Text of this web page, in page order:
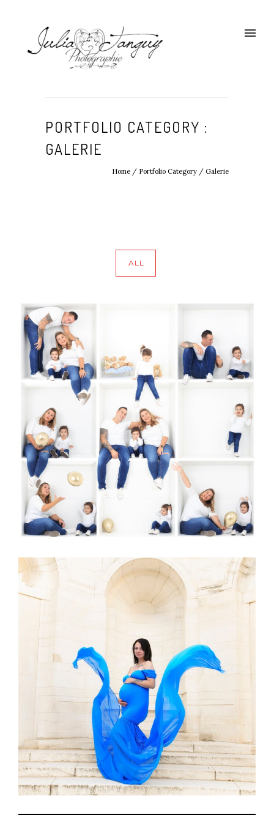
PORTFOLIO CATEGORY :
GALERIE
Home / Portfolio Category / Galerie
ALL
ALL IN THE BOX
GALERIE
GROSSESSE
GALERIE